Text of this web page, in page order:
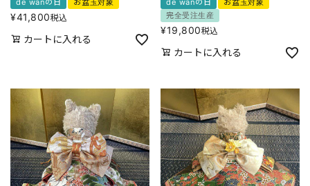
de wanの日 お盆玉対象
¥41,800税込
カートに入れる
de wanの日
お盆玉対象
完全受注生産
¥19,800税込
カートに入れる